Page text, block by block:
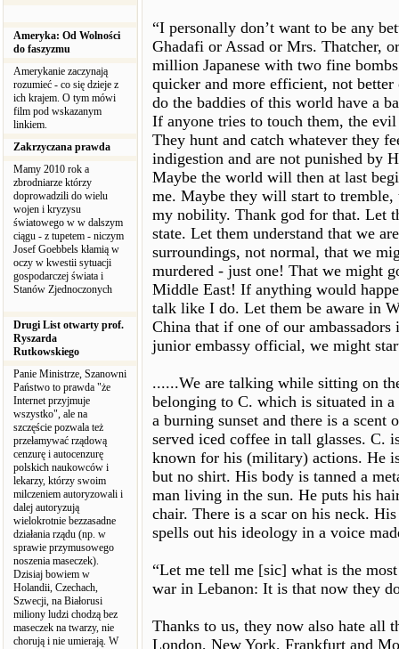
Ameryka: Od Wolności
do faszyzmu
Amerykanie zaczynają
rozumieć - co się dzieje z
ich krajem. O tym mówi
film pod wskazanym
linkiem.
Zakrzyczana prawda
Mamy 2010 rok a
zbrodniarze którzy
doprowadzili do wielu
wojen i kryzysu
światowego w w dalszym
ciągu - z tupetem - niczym
Josef Goebbels kłamią w
oczy w kwestii sytuacji
gospodarczej świata i
Stanów Zjednoczonych
Drugi List otwarty prof.
Ryszarda
Rutkowskiego
Panie Ministrze, Szanowni
Państwo to prawda "że
Internet przyjmuje
wszystko", ale na
szczęście pozwala też
przełamywać rządową
cenzurę i autocenzurę
polskich naukowców i
lekarzy, którzy swoim
milczeniem autoryzowali i
dalej autoryzują
wielokrotnie bezzasadne
działania rządu (np. w
sprawie przymusowego
noszenia maseczek).
Dzisiaj bowiem w
Holandii, Czechach,
Szwecji, na Białorusi
miliony ludzi chodzą bez
maseczek na twarzy, nie
chorują i nie umierają. W
“I personally don’t want to be any
Ghadafi or Assad or Mrs. Thatcher,
million Japanese with two fine
quicker and more efficient, not
do the baddies of this world have a
If anyone tries to touch them, the
They hunt and catch whatever they
indigestion and are not punished by
Maybe the world will then at last
me. Maybe they will start to tremble,
my nobility. Thank god for that. Let
state. Let them understand that we
surroundings, not normal, that we
murdered - just one! That we might
Middle East! If anything would
talk like I do. Let them be aware in
China that if one of our
junior embassy official, we might
......We are talking while sitting on
belonging to C. which is situated in a
a burning sunset and there is a
served iced coffee in tall glasses. C.
known for his (military) actions. He
but no shirt. His body is tanned a
man living in the sun. He puts his
chair. There is a scar on his neck.
spells out his ideology in a voice
“Let me tell me [sic] what is the
war in Lebanon: It is that now they
Thanks to us, they now also hate all
London, New York, Frankfurt and